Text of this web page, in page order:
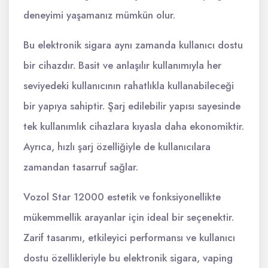
deneyimi yaşamanız mümkün olur.
Bu elektronik sigara aynı zamanda kullanıcı dostu
bir cihazdır. Basit ve anlaşılır kullanımıyla her
seviyedeki kullanıcının rahatlıkla kullanabileceği
bir yapıya sahiptir. Şarj edilebilir yapısı sayesinde
tek kullanımlık cihazlara kıyasla daha ekonomiktir.
Ayrıca, hızlı şarj özelliğiyle de kullanıcılara
zamandan tasarruf sağlar.
Vozol Star 12000 estetik ve fonksiyonellikte
mükemmellik arayanlar için ideal bir seçenektir.
Zarif tasarımı, etkileyici performansı ve kullanıcı
dostu özellikleriyle bu elektronik sigara, vaping